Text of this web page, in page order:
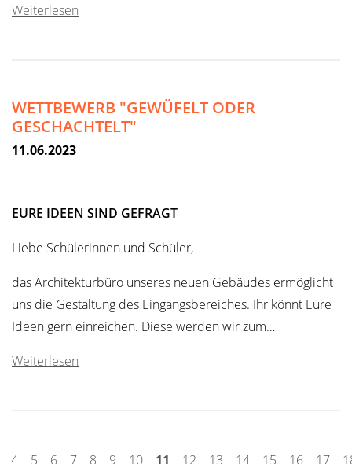
Weiterlesen
WETTBEWERB "GEWÜFELT ODER
GESCHACHTELT"
11.06.2023
EURE IDEEN SIND GEFRAGT
Liebe Schülerinnen und Schüler,
das Architekturbüro unseres neuen Gebäudes ermöglicht
uns die Gestaltung des Eingangsbereiches. Ihr könnt Eure
Ideen gern einreichen. Diese werden wir zum…
Weiterlesen
4 5 6 7 8 9 10 11 12 13 14 15 16 17